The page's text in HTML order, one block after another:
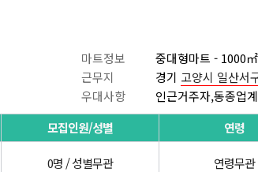
마트정보
중대형마트 - 1000
근무지 경기 고양시 일산서
우대사항
인근거주자,동종업
모집인원/성별 연령
0명 / 성별무관 연령무관